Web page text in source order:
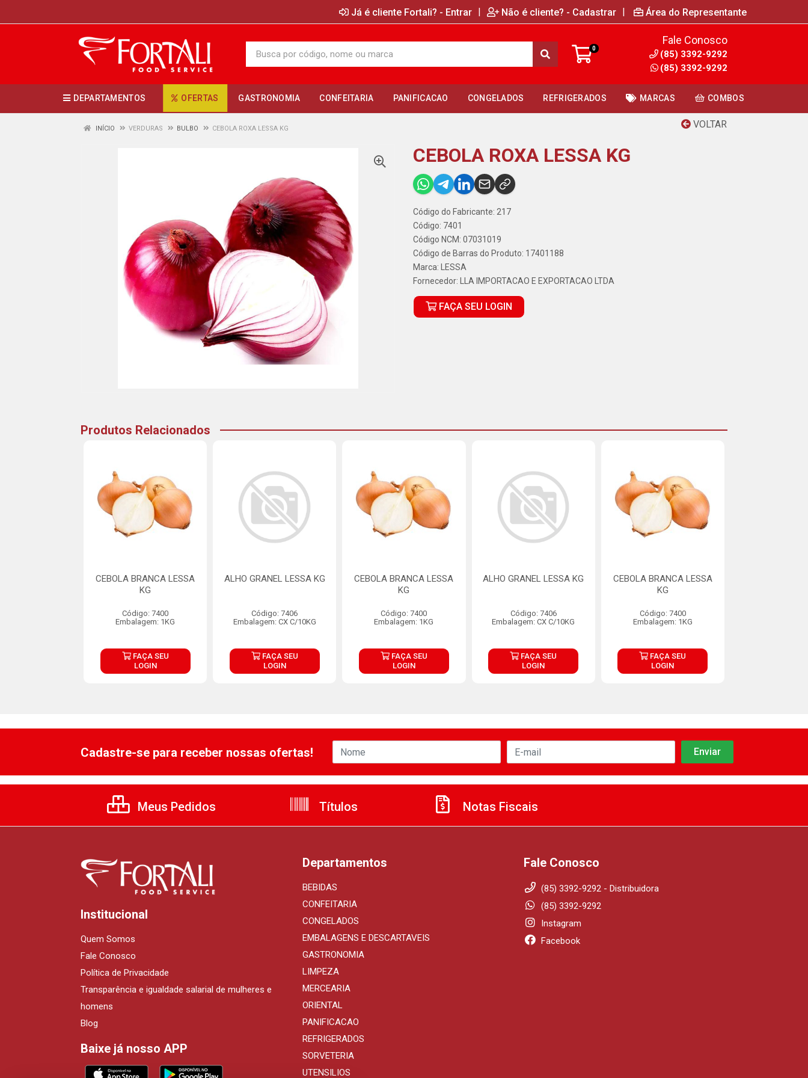
Já é cliente Fortali? - Entrar | Não é cliente? - Cadastrar | Área do Representante
0
Fale Conosco
(85) 3392-9292
(85) 3392-9292
DEPARTAMENTOS OFERTAS GASTRONOMIA CONFEITARIA PANIFICACAO CONGELADOS REFRIGERADOS MARCAS COMBOS
VOLTAR
INÍCIO VERDURAS BULBO CEBOLA ROXA LESSA KG
CEBOLA ROXA LESSA KG
Código do Fabricante: 217
Código: 7401
Código NCM: 07031019
Código de Barras do Produto: 17401188
Marca:
LESSA
Fornecedor:
LLA IMPORTACAO E EXPORTACAO LTDA
FAÇA SEU LOGIN
Produtos Relacionados
CEBOLA BRANCA LESSA
KG
Código: 7400
Embalagem: 1KG
FAÇA SEU
LOGIN
ALHO GRANEL LESSA KG
Código: 7406
Embalagem: CX C/10KG
FAÇA SEU
LOGIN
CEBOLA BRANCA LESSA
KG
Código: 7400
Embalagem: 1KG
FAÇA SEU
LOGIN
ALHO GRANEL LESSA KG
Código: 7406
Embalagem: CX C/10KG
FAÇA SEU
LOGIN
CEBOLA BRANCA LESSA
KG
Código: 7400
Embalagem: 1KG
FAÇA SEU
LOGIN
Cadastre-se para receber nossas ofertas!
Meus Pedidos Títulos Notas Fiscais
Institucional
Quem Somos
Fale Conosco
Política de Privacidade
Transparência e igualdade salarial de mulheres e
homens
Blog
Baixe já nosso APP
Departamentos
BEBIDAS
CONFEITARIA
CONGELADOS
EMBALAGENS E DESCARTAVEIS
GASTRONOMIA
LIMPEZA
MERCEARIA
ORIENTAL
PANIFICACAO
REFRIGERADOS
SORVETERIA
UTENSILIOS
Fale Conosco
(85) 3392-9292 - Distribuidora
(85) 3392-9292
Instagram
Facebook